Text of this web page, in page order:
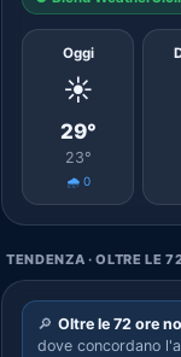
Oggi
☀️
29°
23°
🌧️ 0
TENDENZA · OLTRE LE
🔎 Oltre le 72 ore
dove concordano